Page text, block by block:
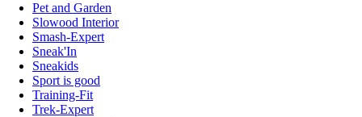
Pet and Garden
Slowood Interior
Smash-Expert
Sneak'In
Sneakids
Sport is good
Training-Fit
Trek-Expert